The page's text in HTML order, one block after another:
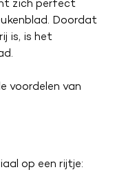
zich perfect
Doordat
is, is het
voordelen van
op een rijtje: